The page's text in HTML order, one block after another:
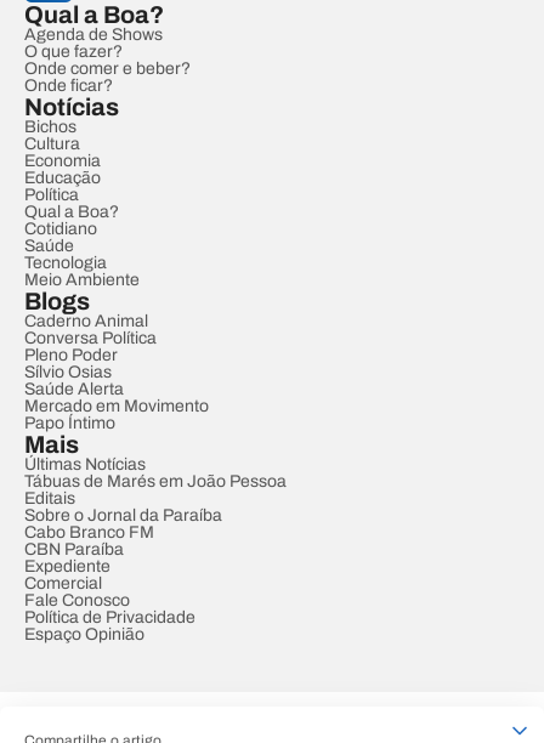
Qual a Boa?
Agenda de Shows
O que fazer?
Onde comer e beber?
Onde ficar?
Notícias
Bichos
Cultura
Economia
Educação
Política
Qual a Boa?
Cotidiano
Saúde
Tecnologia
Meio Ambiente
Blogs
Caderno Animal
Conversa Política
Pleno Poder
Sílvio Osias
Saúde Alerta
Mercado em Movimento
Papo Íntimo
Mais
Últimas Notícias
Tábuas de Marés em João Pessoa
Editais
Sobre o Jornal da Paraíba
Cabo Branco FM
CBN Paraíba
Expediente
Comercial
Fale Conosco
Política de Privacidade
Espaço Opinião